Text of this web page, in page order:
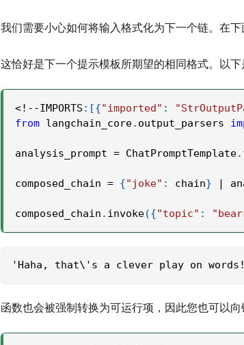
我们需要小心如何将输入格式化为下一个链。在
这恰好是下一个提示模板所期望的相同格式。以下
<! - -IMPORTS : [{"imported" :
from langchain_core. output_parsers
analysis_prompt = ChatPromptTemplate.
composed_chain = {"joke" : chain} |
composed_chain . invoke({"topic" :
'Haha, that\'s a clever play on
函数也会被强制转换为可运行项，因此您也可以